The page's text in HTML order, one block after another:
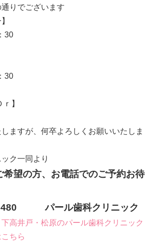
りでございます
30
30
】
ますが、何卒よろしくお願いいたしま
ク一同より
希望の方、お電話でのご予約お待
パール歯科クリニック
高井戸・松原のパール歯科クリニック
ちら